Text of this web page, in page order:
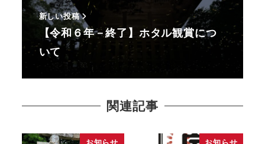
新しい投稿
【令和６年－終了】ホタル観賞につ
いて
関連記事